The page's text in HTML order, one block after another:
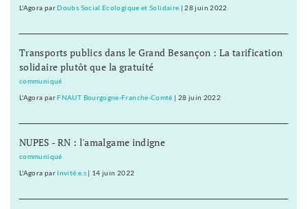
L'Agora parDoubs Social Ecologique et Solidaire |28 juin 2022
Transports publics dans le Grand Besançon : La tarification
solidaire plutôt que la gratuité
communiqué
L'Agora parFNAUT Bourgogne-Franche-Comté | 28 juin 2022
NUPES - RN : l'amalgame indigne
communiqué
L'Agora par Invité.e.s| 14 juin 2022